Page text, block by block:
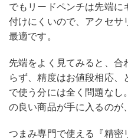
でもリードペンチは先端
付けにくいので、アクセサ
最適です。
先端をよく見てみると、合
らず、精度はお値段相応
で使う分には全く問題な
の良い商品が手に入るのが
つまみ専門で使える『精密